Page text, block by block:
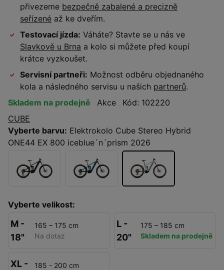
přivezeme bezpečně zabalené a precizně
seřízené až ke dveřím.
Testovací jízda: Váháte? Stavte se u nás ve
Slavkově u Brna a kolo si můžete před koupí
krátce vyzkoušet.
Servisní partneři: Možnost odběru objednaného
kola a následného servisu u našich partnerů.
Skladem na prodejně
Akce
Kód: 102220
CUBE
Vyberte barvu: Elektrokolo Cube Stereo Hybrid
ONE44 EX 800 iceblue´n´prism 2026
Vyberte velikost:
M -
18"
165 – 175 cm
Na dotaz
L -
20"
175 – 185 cm
Skladem na prodejně
XL -
185 - 200 cm